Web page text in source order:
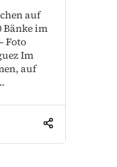
auf
Bänke im
Foto
Im
auf